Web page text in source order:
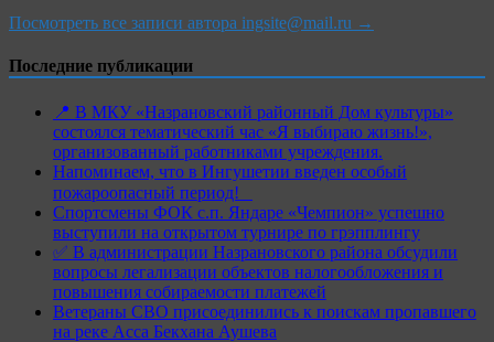
Посмотреть все записи автора ingsite@mail.ru →
Последние публикации
📍 В МКУ «Назрановский районный Дом культуры»
состоялся тематический час «Я выбираю жизнь!»,
организованный работниками учреждения.
Напоминаем, что в Ингушетии введен особый
пожароопасный период!⁣⁣⠀
Спортсмены ФОК с.п. Яндаре «Чемпион» успешно
выступили на открытом турнире по грэпплингу
✅ В администрации Назрановского района обсудили
вопросы легализации объектов налогообложения и
повышения собираемости платежей
Ветераны СВО присоединились к поискам пропавшего
на реке Асса Бекхана Аушева